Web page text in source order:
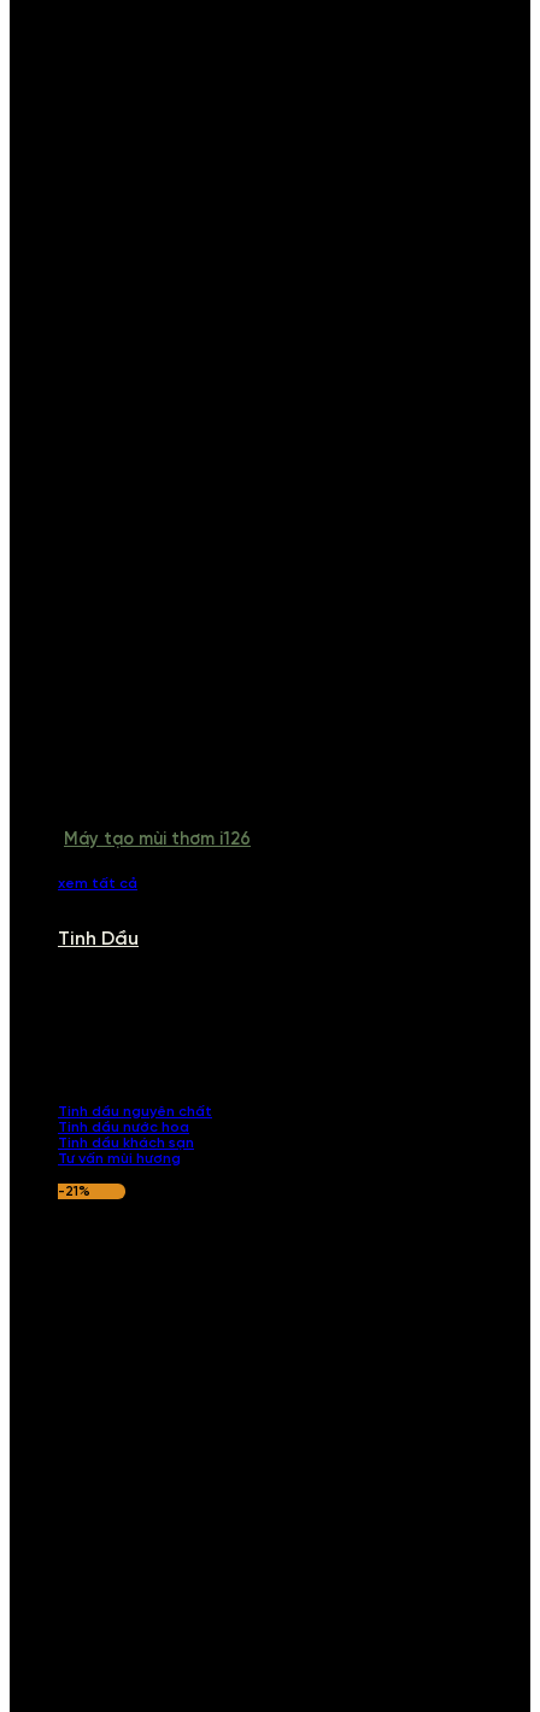
Máy tạo mùi thơm i126
xem tất cả
Tinh Dầu
Tinh dầu nguyên chất
Tinh dầu nước hoa
Tinh dầu khách sạn
Tư vấn mùi hương
-21%